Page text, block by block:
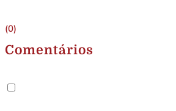
(0)
Comentários